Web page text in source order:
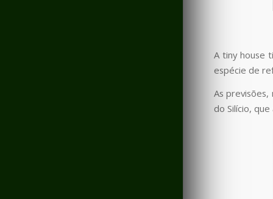
A tiny house
espécie de
As
do Silício,